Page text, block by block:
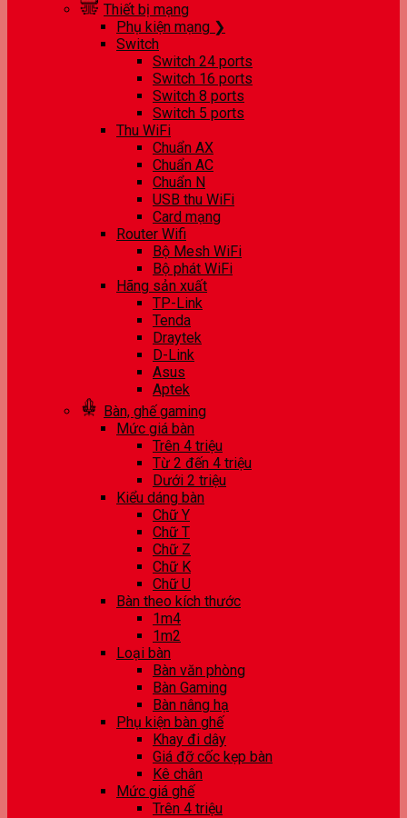
Thiết bị mạng
Phụ kiện mạng ❯
Switch
Switch 24 ports
Switch 16 ports
Switch 8 ports
Switch 5 ports
Thu WiFi
Chuẩn AX
Chuẩn AC
Chuẩn N
USB thu WiFi
Card mạng
Router Wifi
Bộ Mesh WiFi
Bộ phát WiFi
Hãng sản xuất
TP-Link
Tenda
Draytek
D-Link
Asus
Aptek
Bàn, ghế gaming
Mức giá bàn
Trên 4 triệu
Từ 2 đến 4 triệu
Dưới 2 triệu
Kiểu dáng bàn
Chữ Y
Chữ T
Chữ Z
Chữ K
Chữ U
Bàn theo kích thước
1m4
1m2
Loại bàn
Bàn văn phòng
Bàn Gaming
Bàn nâng hạ
Phụ kiện bàn ghế
Khay đi dây
Giá đỡ cốc kẹp bàn
Kê chân
Mức giá ghế
Trên 4 triệu